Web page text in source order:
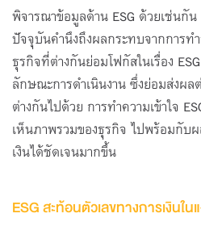
พิจารณาข้อมูลด้าน ESG ด้วยเช่นกั
ปัจจุบันคำนึงถึงผลกระทบจากการท
ธุรกิจที่ต่างกันย่อมโฟกัสในเรื่อง
ลักษณะการดำเนินงาน ซึ่งย่อมส่งผล
ต่างกันไปด้วย การทำความเข้าใจ
เห็นภาพรวมของธุรกิจ ไปพร้อมกับ
เงินได้ชัดเจนมากขึ้น
ESG สะท้อนตัวเลขทางการเงินใน